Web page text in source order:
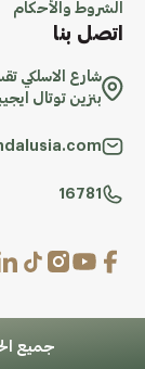
الشروط والأحكام
اتصل بنا
بنزين توتال
16781
جميع